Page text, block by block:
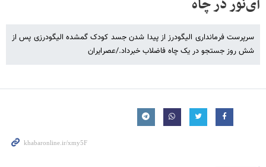
سرپرست فرمانداری الیگودرز از پیدا شدن جسد کودک گمشده الیگودرزی پس از
شش روز جستجو در یک چاه فاضلاب خبرداد./عصرایران